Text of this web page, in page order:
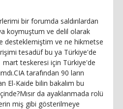
bir forumda saldırılardan
koymuştum ve delil olarak
desteklemiştim ve ne hikmetse
tesadüf bu ya Türkiye'de
mart teskeresi için Türkiye'de
tarafından 90 ların
El-Kaide bilin bakalım bu
da ayaklanmada rolü
miş gibi gösterilmeye